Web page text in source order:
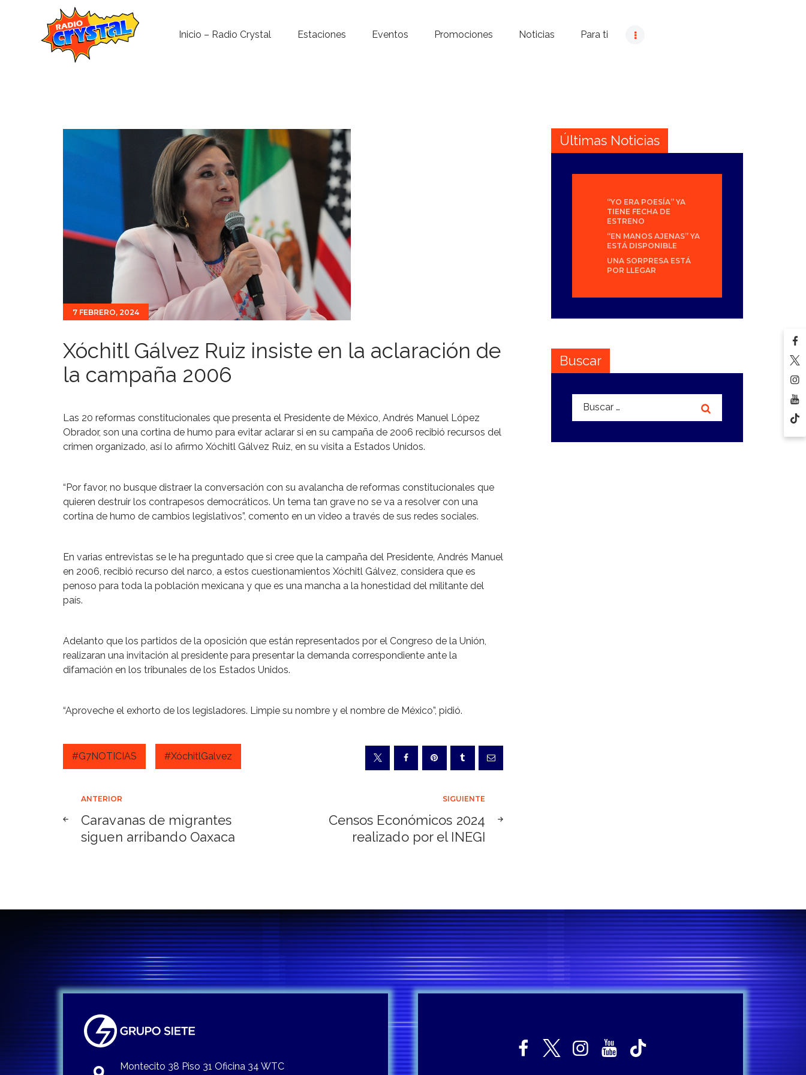
Inicio – Radio Crystal Estaciones Eventos Promociones Noticias Para ti
Noticias
Para ti
Contacto
7 FEBRERO, 2024
Xóchitl Gálvez Ruiz insiste en la aclaración de
la campaña 2006
Las 20 reformas constitucionales que presenta el Presidente de México, Andrés Manuel López
Obrador, son una cortina de humo para evitar aclarar si en su campaña de 2006 recibió recursos del
crimen organizado, así lo afirmo Xóchitl Gálvez Ruiz, en su visita a Estados Unidos.
“Por favor, no busque distraer la conversación con su avalancha de reformas constitucionales que
quieren destruir los contrapesos democráticos. Un tema tan grave no se va a resolver con una
cortina de humo de cambios legislativos”, comento en un video a través de sus redes sociales.
En varias entrevistas se le ha preguntado que si cree que la campaña del Presidente, Andrés Manuel
en 2006, recibió recurso del narco, a estos cuestionamientos Xóchitl Gálvez, considera que es
penoso para toda la población mexicana y que es una mancha a la honestidad del militante del
país.
Adelanto que los partidos de la oposición que están representados por el Congreso de la Unión,
realizaran una invitación al presidente para presentar la demanda correspondiente ante la
difamación en los tribunales de los Estados Unidos.
“Aproveche el exhorto de los legisladores. Limpie su nombre y el nombre de México”, pidió.
#G7NOTICIAS #XóchitlGalvez
Navegación
de
ANTERIOR
Caravanas de migrantes
siguen arribando Oaxaca
SIGUIENTE
Censos Económicos 2024
realizado por el INEGI
Últimas Noticias
“YO ERA POESÍA” YA
TIENE FECHA DE
ESTRENO
“EN MANOS AJENAS” YA
ESTÁ DISPONIBLE
UNA SORPRESA ESTÁ
POR LLEGAR
Buscar
Buscar:
Montecito 38 Piso 31 Oficina 34 WTC